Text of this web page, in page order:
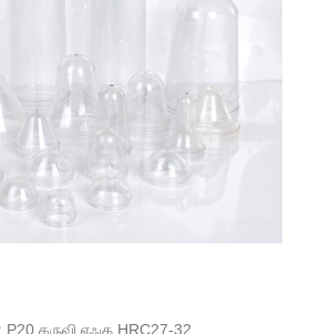
கருவி எஃகு HRC27-32.